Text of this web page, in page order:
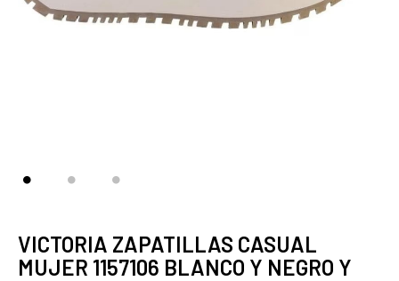
VICTORIA ZAPATILLAS CASUAL
MUJER 1157106 BLANCO Y NEGRO Y